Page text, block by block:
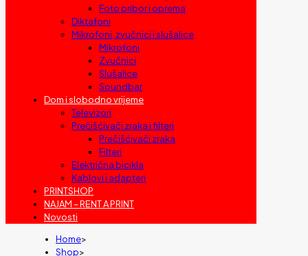
Foto pribor i oprema
Diktafoni
Mikrofoni, zvučnici i slušalice
Mikrofoni
Zvučnici
Slušalice
Soundbar
Dom i slobodno vrijeme
Televizori
Prečišćivači zraka i filteri
Prečišćivači zraka
Filteri
Električna bicikla
Kablovi i adapteri
PRINTSHOP
NAJAM – RENT A PRINT
Novosti
Home>
Shop>